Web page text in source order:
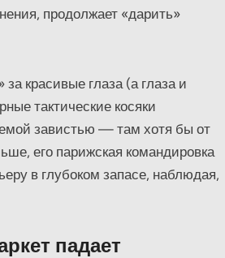
продолжает «дарить»
красивые глаза (а глаза и
тактические косяки
завистью — там хотя бы от
его парижская командировка
в глубоком запасе, наблюдая,
падает